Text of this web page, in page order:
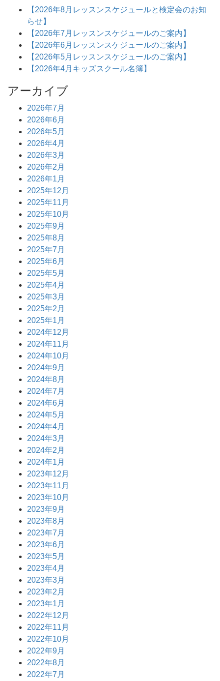
【2026年8月レッスンスケジュールと検定会のお知
らせ】
【2026年7月レッスンスケジュールのご案内】
【2026年6月レッスンスケジュールのご案内】
【2026年5月レッスンスケジュールのご案内】
【2026年4月キッズスクール名簿】
アーカイブ
2026年7月
2026年6月
2026年5月
2026年4月
2026年3月
2026年2月
2026年1月
2025年12月
2025年11月
2025年10月
2025年9月
2025年8月
2025年7月
2025年6月
2025年5月
2025年4月
2025年3月
2025年2月
2025年1月
2024年12月
2024年11月
2024年10月
2024年9月
2024年8月
2024年7月
2024年6月
2024年5月
2024年4月
2024年3月
2024年2月
2024年1月
2023年12月
2023年11月
2023年10月
2023年9月
2023年8月
2023年7月
2023年6月
2023年5月
2023年4月
2023年3月
2023年2月
2023年1月
2022年12月
2022年11月
2022年10月
2022年9月
2022年8月
2022年7月